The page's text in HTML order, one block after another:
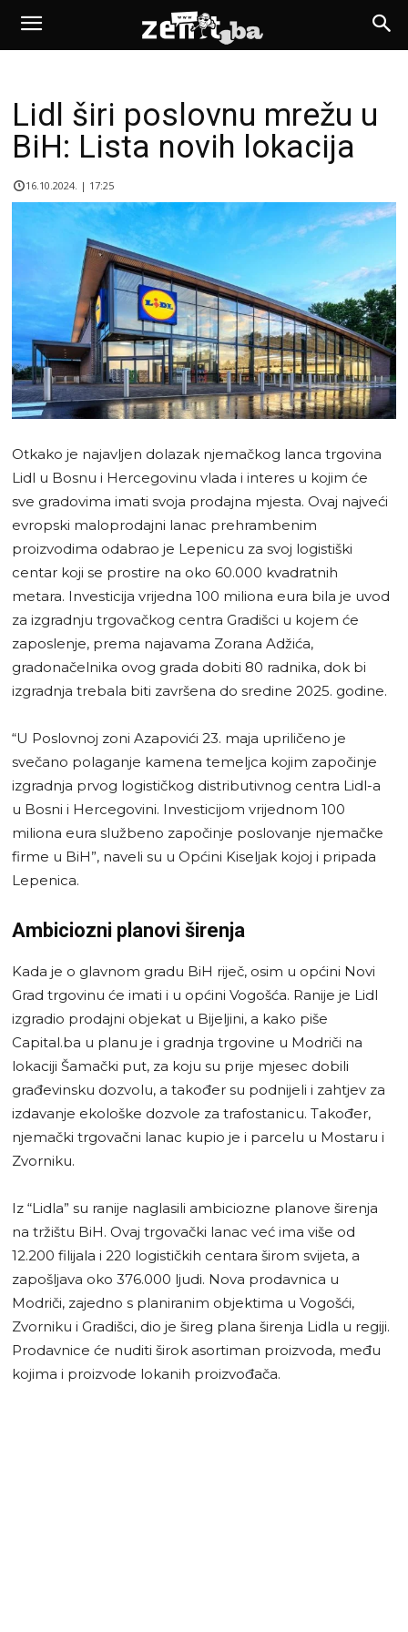
Lidl širi poslovnu mrežu u
BiH: Lista novih lokacija
16.10.2024. | 17:25
Otkako je najavljen dolazak njemačkog lanca trgovina
Lidl u Bosnu i Hercegovinu vlada i interes u kojim će
sve gradovima imati svoja prodajna mjesta. Ovaj najveći
evropski maloprodajni lanac prehrambenim
proizvodima odabrao je Lepenicu za svoj logistiški
centar koji se prostire na oko 60.000 kvadratnih
metara. Investicija vrijedna 100 miliona eura bila je uvod
za izgradnju trgovačkog centra Gradišci u kojem će
zaposlenje, prema najavama Zorana Adžića,
gradonačelnika ovog grada dobiti 80 radnika, dok bi
izgradnja trebala biti završena do sredine 2025. godine.
“U Poslovnoj zoni Azapovići 23. maja upriličeno je
svečano polaganje kamena temeljca kojim započinje
izgradnja prvog logističkog distributivnog centra Lidl-a
u Bosni i Hercegovini. Investicijom vrijednom 100
miliona eura službeno započinje poslovanje njemačke
firme u BiH”, naveli su u Općini Kiseljak kojoj i pripada
Lepenica.
Ambiciozni planovi širenja
Kada je o glavnom gradu BiH riječ, osim u općini Novi
Grad trgovinu će imati i u općini Vogošća. Ranije je Lidl
izgradio prodajni objekat u Bijeljini, a kako piše
Capital.ba u planu je i gradnja trgovine u Modriči na
lokaciji Šamački put, za koju su prije mjesec dobili
građevinsku dozvolu, a također su podnijeli i zahtjev za
izdavanje ekološke dozvole za trafostanicu. Također,
njemački trgovačni lanac kupio je i parcelu u Mostaru i
Zvorniku.
Iz “Lidla” su ranije naglasili ambiciozne planove širenja
na tržištu BiH. Ovaj trgovački lanac već ima više od
12.200 filijala i 220 logističkih centara širom svijeta, a
zapošljava oko 376.000 ljudi. Nova prodavnica u
Modriči, zajedno s planiranim objektima u Vogošći,
Zvorniku i Gradišci, dio je šireg plana širenja Lidla u regiji.
Prodavnice će nuditi širok asortiman proizvoda, među
kojima i proizvode lokanih proizvođača.